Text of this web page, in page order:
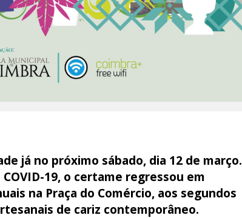
já no próximo sábado, dia 12 de março.
19, o certame regressou em
na Praça do Comércio, aos segundos
de cariz contemporâneo.